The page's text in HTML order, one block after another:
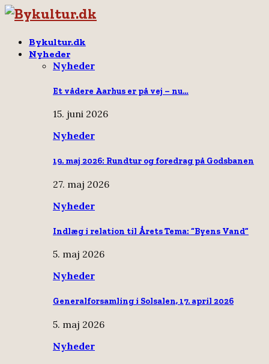
Bykultur.dk
Nyheder
Nyheder
Et vådere Aarhus er på vej – nu…
15. juni 2026
Nyheder
19. maj 2026: Rundtur og foredrag på Godsbanen
27. maj 2026
Nyheder
Indlæg i relation til Årets Tema: “Byens Vand”
5. maj 2026
Nyheder
Generalforsamling i Solsalen, 17. april 2026
5. maj 2026
Nyheder